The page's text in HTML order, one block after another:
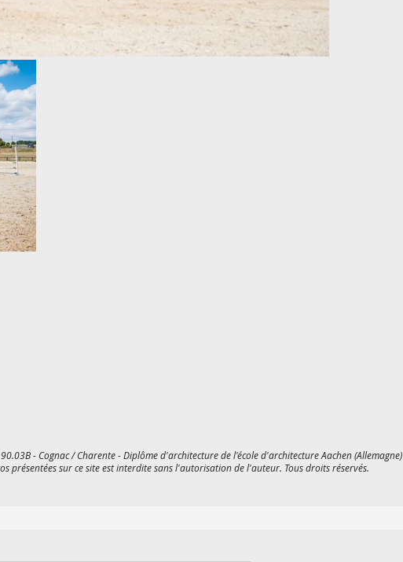
- Cognac / Charente - Diplôme d'architecture de l'école d'architecture Aachen (Allemagne)
présentées sur ce site est interdite sans l'autorisation de l'auteur. Tous droits réservés.